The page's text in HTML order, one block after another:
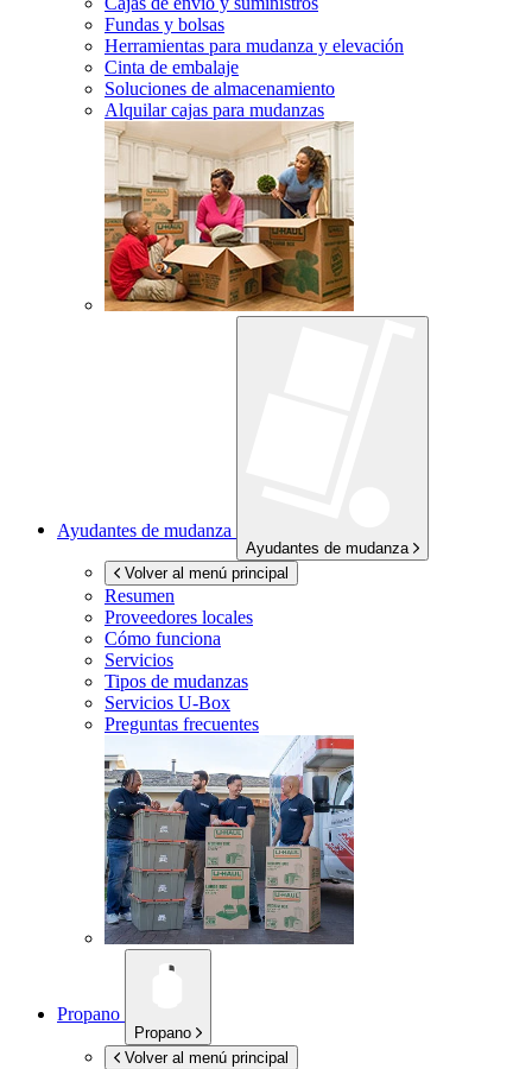
Fundas y bolsas
Herramientas para mudanza y elevación
Cinta de embalaje
Soluciones de almacenamiento
Alquilar cajas para mudanzas
Ayudantes de mudanza
Ayudantes de mudanza
Volver al menú principal
Resumen
Proveedores locales
Cómo funciona
Servicios
Tipos de mudanzas
Servicios U-Box
Preguntas frecuentes
Propano
Propano
Volver al menú principal